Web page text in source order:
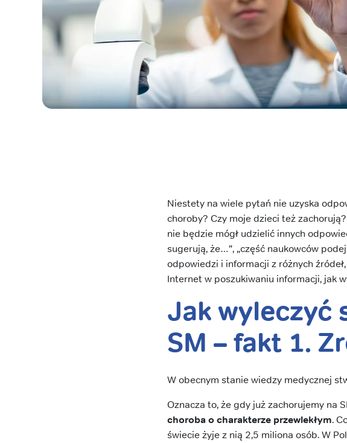
Niestety na wiele pytań nie uzyska
choroby? Czy moje dzieci też
nie będzie mógł udzielić innych
sugerują, że…”, „część naukowców
odpowiedzi i informacji z różnych
Internet w poszukiwaniu informacji, jak
Jak wyleczyć
SM – fakt 1.
W obecnym stanie wiedzy medycznej
Oznacza to, że gdy już zachorujemy na
choroba o charakterze przewlekłym.
świecie żyje z nią 2,5 miliona osób. W